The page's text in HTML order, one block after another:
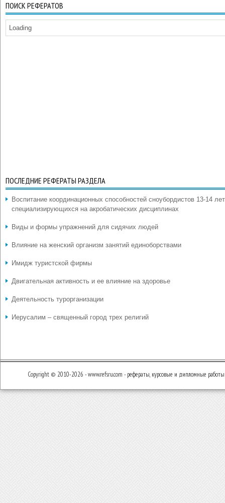
ПОИСК РЕФЕРАТОВ
Loading
ПОСЛЕДНИЕ РЕФЕРАТЫ РАЗДЕЛА
Воспитание координационных способностей сноубордистов 13-14
специализирующихся на акробатических дисциплинах
Виды и формы упражнений для сидячих людей
Влияние на женский организм занятий единоборствами
Имидж туристской фирмы
Двигательная активность и ее влияние на здоровье
Деятельность турорганизации
Иерусалим – священный город трех религий
Copyright © 2010-2026 - www.refsru.com - рефераты, курсовые и дипломные работы